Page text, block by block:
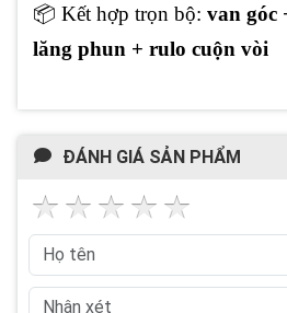
📦 Kết hợp trọn bộ: van góc
lăng phun + rulo cuộn vòi
ĐÁNH GIÁ SẢN PHẨM